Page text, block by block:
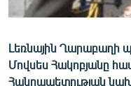
ԱՐԽԻՎ
ՏԵՍԱՆՅՈՒԹԵՐ
Լեռնային Ղարաբաղի
Մովսես Հակոբյանը
Հանրապետության